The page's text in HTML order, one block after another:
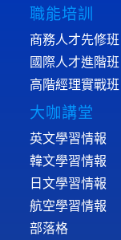
職能培訓
商務人才先修班
國際人才進階班
高階經理實戰班
大咖講堂
英文學習情報
韓文學習情報
日文學習情報
航空學習情報
部落格